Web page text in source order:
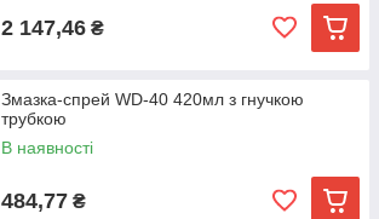
2 147,46 ₴
Змазка-спрей WD-40 420мл з гнучкою
трубкою
В наявності
484,77 ₴